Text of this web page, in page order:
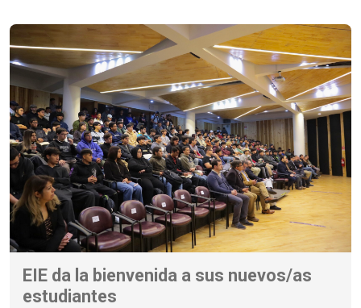
EIE da la bienvenida a sus nuevos/as
estudiantes